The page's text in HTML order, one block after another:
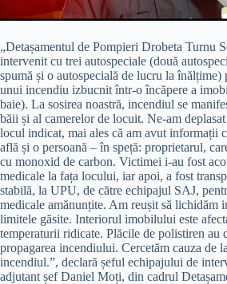
„Detașamentul de Pompieri Drobeta Turnu
intervenit cu trei autospeciale (două
spumă și o autospecială de lucru la înălțime)
unui incendiu izbucnit într-o încăpere a
baie). La sosirea noastră, incendiul se
băii și al camerelor de locuit. Ne-am
locul indicat, mai ales că am avut informații
află și o persoană – în speță: proprietarul,
cu monoxid de carbon. Victimei i-au fost
medicale la fața locului, iar apoi, a fost
stabilă, la UPU, de către echipajul SAJ,
medicale amănunțite. Am reușit să lichidăm
limitele găsite. Interiorul imobilului este
temperaturii ridicate. Plăcile de polistiren au
propagarea incendiului. Cercetăm cauza de
incendiul.”, declară șeful echipajului de
adjutant șef Daniel Moți, din cadrul